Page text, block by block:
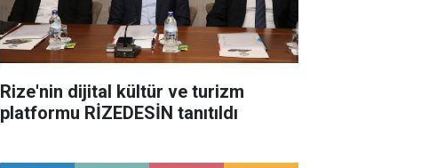
Rize'nin dijital kültür ve turizm
platformu RİZEDESİN tanıtıldı